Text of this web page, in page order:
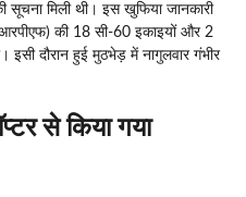
सूचना मिली थी। इस खुफिया जानकारी
की 18 सी-60 इकाइयों और 2
इसी दौरान हुई मुठभेड़ में नागुलवार गंभीर
से किया गया